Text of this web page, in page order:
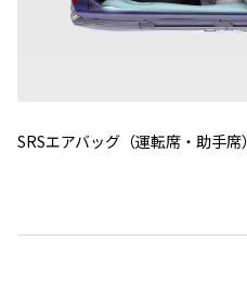
SRSエアバッグ（運転席・助手席）